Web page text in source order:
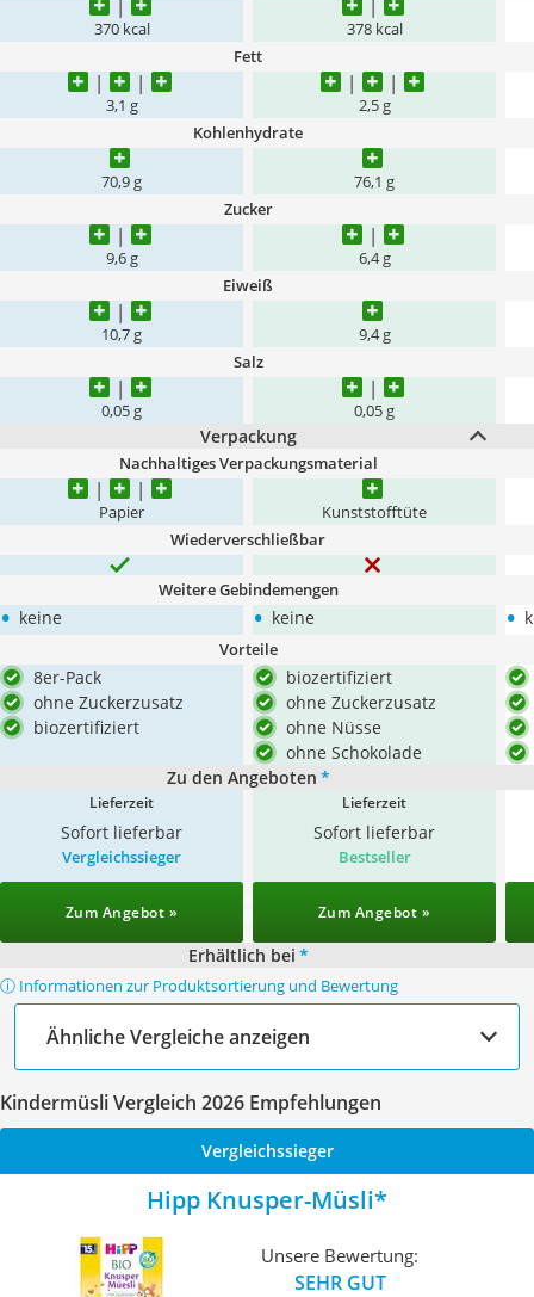
370 kcal 378 kcal
Fett
3,1 g 2,5 g
Kohlenhydrate
70,9 g 76,1 g
Zucker
9,6 g 6,4 g
Eiweiß
10,7 g 9,4 g
Salz
0,05 g 0,05 g
Verpackung
Nachhaltiges Verpackungsmaterial
Papier Kunststofftüte
Wiederverschließbar
Weitere Gebindemengen
• keine • keine •
Vorteile
8er-Pack
ohne Zuckerzusatz
biozertifiziert
biozertifiziert
ohne Zuckerzusatz
ohne Nüsse
ohne Schokolade
Zu den Angeboten *
Lieferzeit
Sofort lieferbar
Lieferzeit
Sofort lieferbar
Vergleichssieger
Zum Angebot »
Bestseller
Zum Angebot »
Erhältlich bei *
ⓘ Informationen zur Produktsortierung und Bewertung
Ähnliche Vergleiche anzeigen
Kindermüsli Vergleich 2026 Empfehlungen
Vergleichssieger
Hipp Knusper-Müsli
Unsere Bewertung:
SEHR GUT